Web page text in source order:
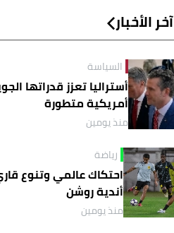
آخر الأخبار
السياسة
أستراليا تعزز قدراتها
أمريكية متطورة
منذ يومين
رياضة
احتكاك عالمي وتنوع
أندية روشن
منذ يومين